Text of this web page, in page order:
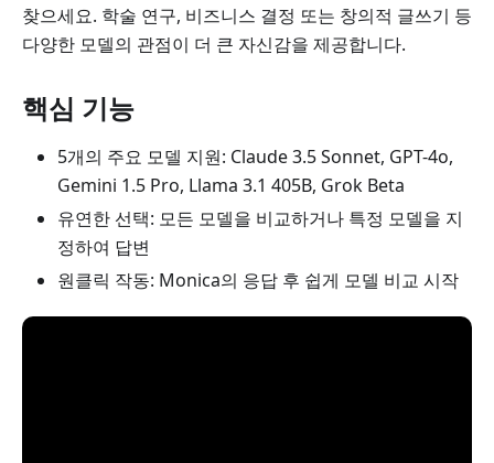
찾으세요. 학술 연구, 비즈니스 결정 또는 창의적 글쓰기 등
다양한 모델의 관점이 더 큰 자신감을 제공합니다.
핵심 기능
5개의 주요 모델 지원: Claude 3.5 Sonnet, GPT-4o,
Gemini 1.5 Pro, Llama 3.1 405B, Grok Beta
유연한 선택: 모든 모델을 비교하거나 특정 모델을 지
정하여 답변
원클릭 작동: Monica의 응답 후 쉽게 모델 비교 시작